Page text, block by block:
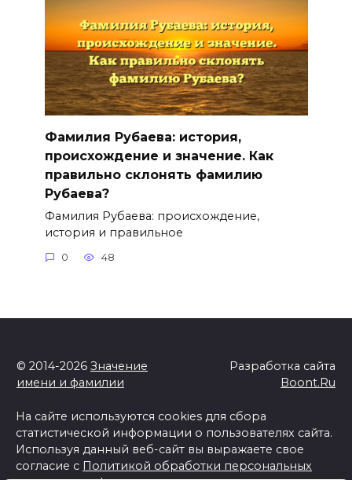
Фамилия Рубаева: история,
происхождение и значение. Как
правильно склонять фамилию
Рубаева?
Фамилия Рубаева: происхождение,
история и правильное
0 48
© 2014-2026 Значение
имени и фамилии
Разработка сайта
Boont.Ru
На сайте используются cookies для сбора
статистической информации о пользователях сайта.
Используя данный веб-сайт вы выражаете свое
согласие с Политикой обработки персональных